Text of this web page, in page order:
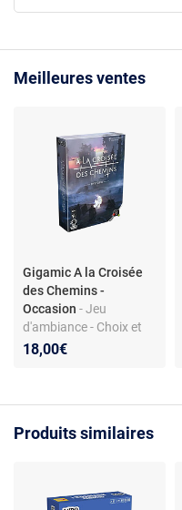
Meilleures ventes
Gigamic A la Croisée
des Chemins -
Occasion - Jeu
d'ambiance - Choix et
rebondissements -
18,00€
Produits similaires